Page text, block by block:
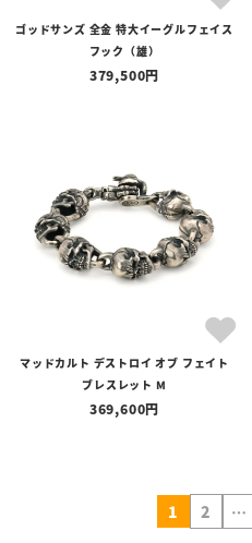
ゴッドサンズ 全金 特大イーグルフェイス
フック（雄）
379,500
マッドカルト デストロイ オブ フェイト
ブレスレット M
369,600
1 2 …